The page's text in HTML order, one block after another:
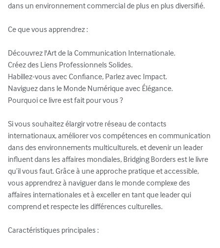
dans un environnement commercial de plus en plus diversifié.
Ce que vous apprendrez :
Découvrez l'Art de la Communication Internationale.
Créez des Liens Professionnels Solides.
Habillez-vous avec Confiance, Parlez avec Impact.
Naviguez dans le Monde Numérique avec Élégance.
Pourquoi ce livre est fait pour vous ?
Si vous souhaitez élargir votre réseau de contacts
internationaux, améliorer vos compétences en communication
dans des environnements multiculturels, et devenir un leader
influent dans les affaires mondiales, Bridging Borders est le livre
qu’il vous faut. Grâce à une approche pratique et accessible,
vous apprendrez à naviguer dans le monde complexe des
affaires internationales et à exceller en tant que leader qui
comprend et respecte les différences culturelles.
Caractéristiques principales :